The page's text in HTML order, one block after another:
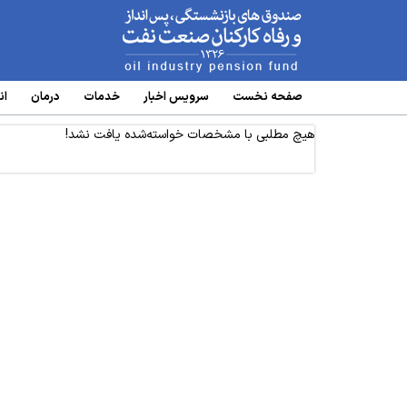
www.oipf.ir
صفحه نخست سرویس‌ اخبار خدمات درمان
هیچ مطلبی با مشخصات خواسته‌شده یافت نشد!